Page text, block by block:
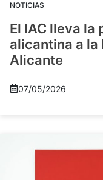
NOTICIAS
El IAC lleva la
alicantina a la
Alicante
07/05/2026